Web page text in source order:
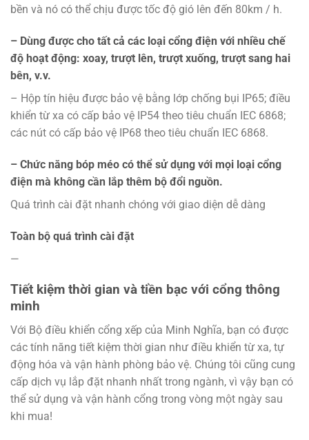
bền và nó có thể chịu được tốc độ gió lên đến 80km / h.
– Dùng được cho tất cả các loại cổng điện với nhiều chế
độ hoạt động: xoay, trượt lên, trượt xuống, trượt sang hai
bên, v.v.
– Hộp tín hiệu được bảo vệ bằng lớp chống bụi IP65; điều
khiển từ xa có cấp bảo vệ IP54 theo tiêu chuẩn IEC 6868;
các nút có cấp bảo vệ IP68 theo tiêu chuẩn IEC 6868.
– Chức năng bóp méo có thể sử dụng với mọi loại cổng
điện mà không cần lắp thêm bộ đổi nguồn.
Quá trình cài đặt nhanh chóng với giao diện dễ dàng
Toàn bộ quá trình cài đặt
—
Tiết kiệm thời gian và tiền bạc với cổng thông
minh
Với Bộ điều khiển cổng xếp của Minh Nghĩa, bạn có được
các tính năng tiết kiệm thời gian như điều khiển từ xa, tự
động hóa và vận hành phòng bảo vệ. Chúng tôi cũng cung
cấp dịch vụ lắp đặt nhanh nhất trong ngành, vì vậy bạn có
thể sử dụng và vận hành cổng trong vòng một ngày sau
khi mua!